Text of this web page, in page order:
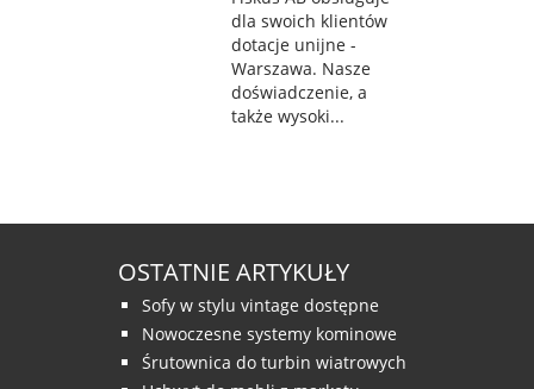
dla swoich klientów
dotacje unijne -
Warszawa. Nasze
doświadczenie, a
także wysoki...
OSTATNIE ARTYKUŁY
Sofy w stylu vintage dostępne
Nowoczesne systemy kominowe
Śrutownica do turbin wiatrowych